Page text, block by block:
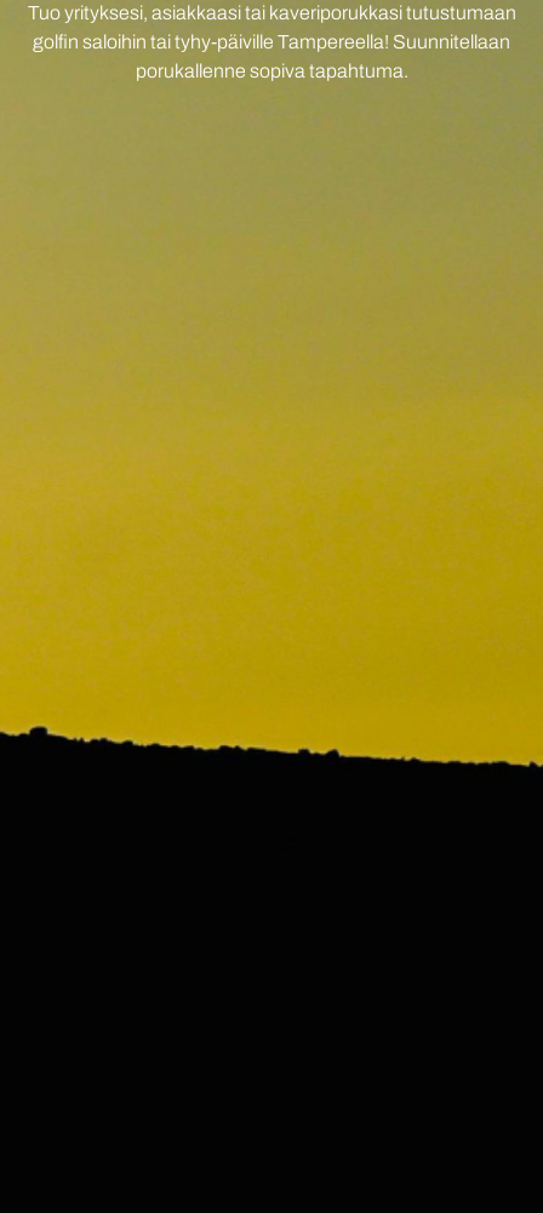
Tuo yrityksesi, asiakkaasi tai kaveriporukkasi tutustumaan
golfin saloihin tai tyhy-päiville Tampereella! Suunnitellaan
porukallenne sopiva tapahtuma.